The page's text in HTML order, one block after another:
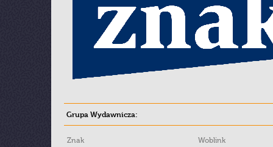
Grupa Wydawnicza:
Znak
Woblink